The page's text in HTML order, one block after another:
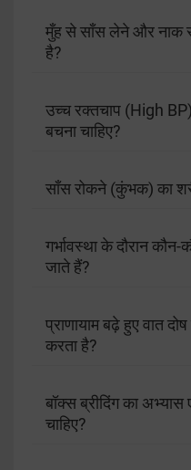
मुँह से साँस लेने और नाक
है?
उच्च रक्तचाप (High BP)
बचना चाहिए?
साँस रोकने (कुंभक) का
गर्भावस्था के दौरान कौन-
जाते हैं?
प्राणायाम बढ़े हुए वात
करता है?
बॉक्स ब्रीदिंग का
चाहिए?